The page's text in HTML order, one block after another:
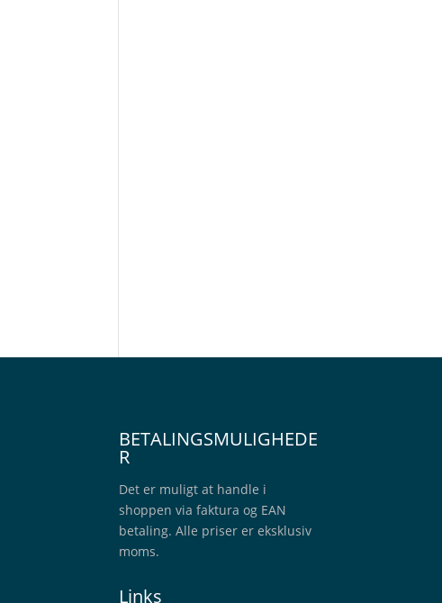
BETALINGSMULIGHEDE
R
Det er muligt at handle i
shoppen via faktura og EAN
betaling. Alle priser er eksklusiv
moms.
Links